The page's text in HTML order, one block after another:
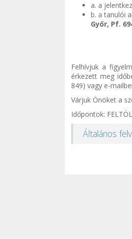
a. a
b. a tanulói
Győr, Pf.
Felhívjuk a
érkezett meg
849) vagy e-
Várjuk Önöket a
Időpontok:
Általános